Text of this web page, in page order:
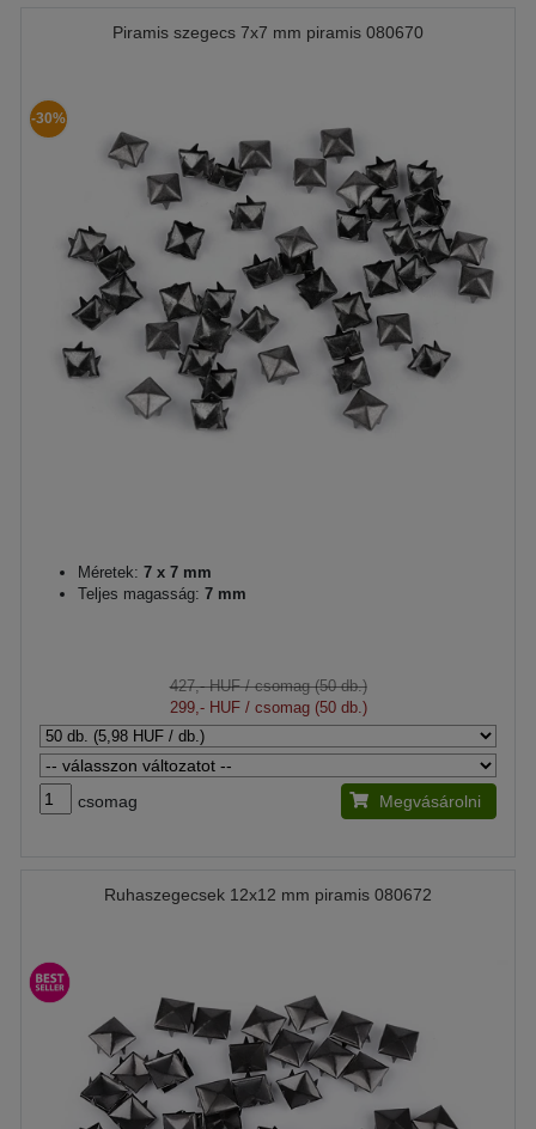
Piramis szegecs 7x7 mm piramis 080670
-30%
Méretek: 7 x 7 mm
Teljes magasság: 7 mm
427,- HUF/ csomag (50 db.)
299,- HUF/ csomag (50 db.)
csomag Megvásárolni
Ruhaszegecsek 12x12 mm piramis 080672